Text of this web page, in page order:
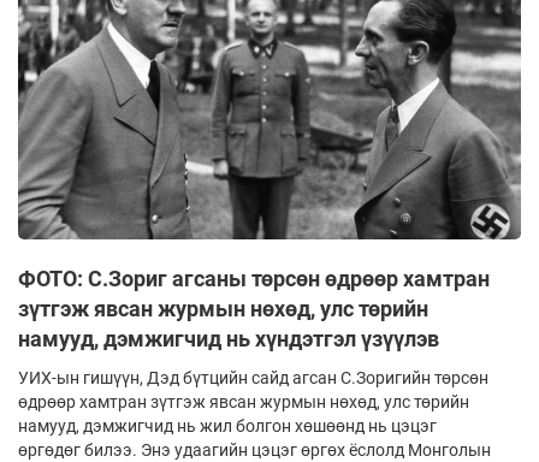
ФОТО: С.Зориг агсаны төрсөн өдрөөр хамтран
зүтгэж явсан журмын нөхөд, улс төрийн
намууд, дэмжигчид нь хүндэтгэл үзүүлэв
УИХ-ын гишүүн, Дэд бүтцийн сайд агсан С.Зоригийн төрсөн
өдрөөр хамтран зүтгэж явсан журмын нөхөд, улс төрийн
намууд, дэмжигчид нь жил болгон хөшөөнд нь цэцэг
өргөдөг билээ. Энэ удаагийн цэцэг өргөх ёслолд Монголын